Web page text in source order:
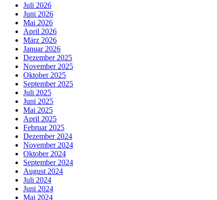
Juli 2026
Juni 2026
Mai 2026
April 2026
März 2026
Januar 2026
Dezember 2025
November 2025
Oktober 2025
September 2025
Juli 2025
Juni 2025
Mai 2025
April 2025
Februar 2025
Dezember 2024
November 2024
Oktober 2024
September 2024
August 2024
Juli 2024
Juni 2024
Mai 2024